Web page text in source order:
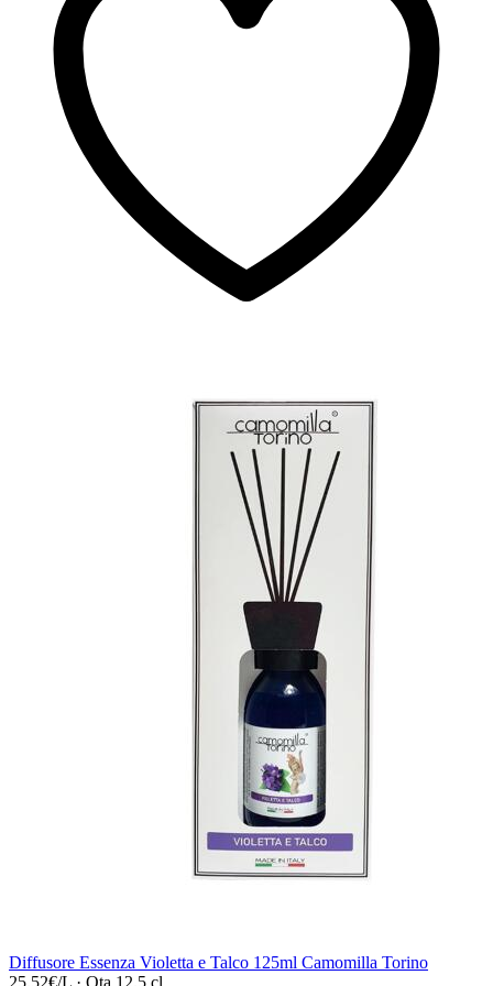
Diffusore Essenza Violetta e Talco 125ml Camomilla Torino
25,52€/L · Qta 12.5 cl